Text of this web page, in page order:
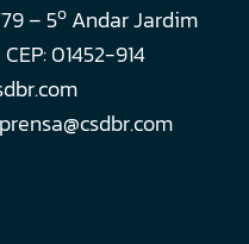
– 5o Andar Jardim
01452-914